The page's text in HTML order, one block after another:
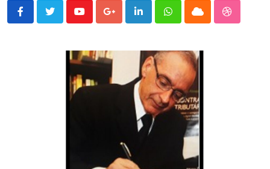
YoutubeGoogle+LinkedInWhatsappCloud